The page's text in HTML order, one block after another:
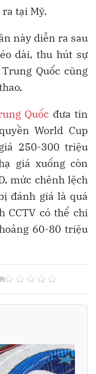
tại Mỹ.
này diễn ra sau
dài, thu hút sự
Quốc cũng
Quốc đưa tin
World Cup
250-300 triệu
giá xuống còn
mức chênh lệch
đánh giá là quá
CCTV có thể chi
60-80 triệu